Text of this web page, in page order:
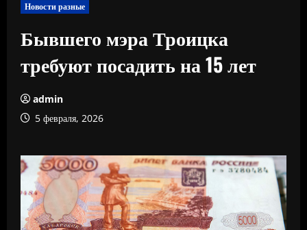
Новости разные
Бывшего мэра Троицка
требуют посадить на 15 лет
admin
5 февраля, 2026